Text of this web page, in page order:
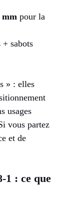
mm pour la
+ sabots
» : elles
usages
vous partez
et de
1 : ce que